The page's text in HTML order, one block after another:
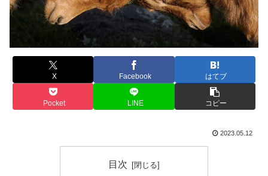
X Facebook はてブ
Pocket LINE コピー
2023.05.12
目次